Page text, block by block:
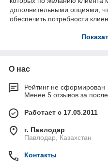
дополнительными опциями,
обеспечить потребности
решения разносторонних
овощи, свежая, соленая рыба
для созревания, готовые
Henkovac всегда стремится
упаковщики по очень
используются только
компоненты. Это результат
гарантирующих баланс между
О нас
Рейтинг не сформирован
Менее 5 отзывов за
Работает с 17.05.2011
г. Павлодар
Павлодар, Казахстан
Контакты